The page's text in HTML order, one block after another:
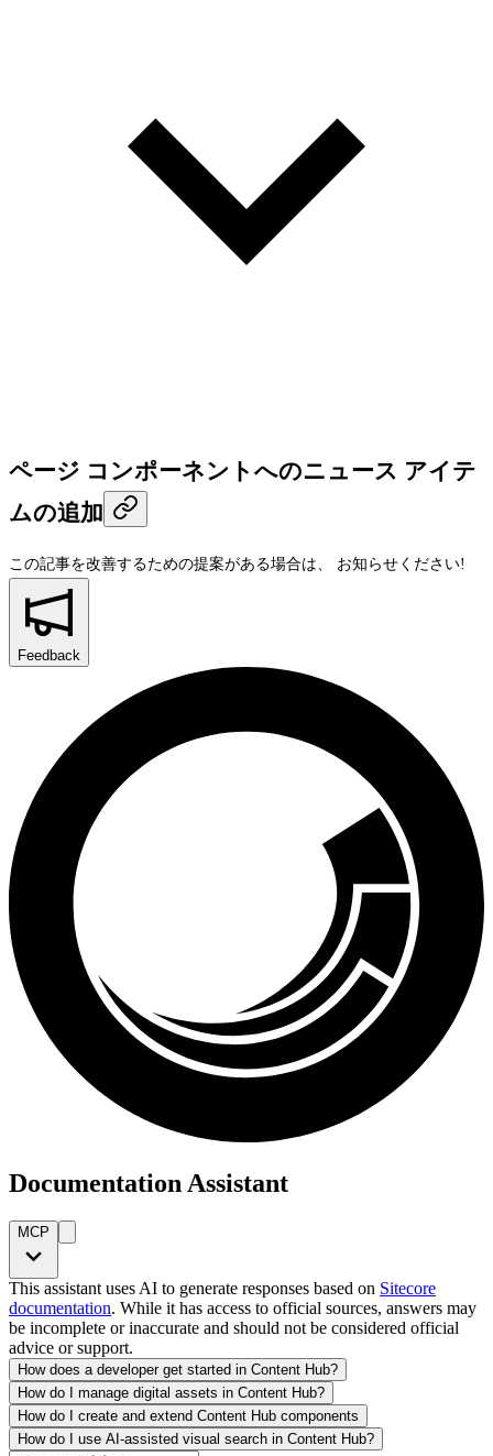
ページ コンポーネントへのニュース アイテ
ムの追加
この記事を改善するための提案がある場合は、 お知らせください!
Feedback
Documentation Assistant
MCP
This assistant uses AI to generate responses based on Sitecore
documentation. While it has access to official sources, answers may
be incomplete or inaccurate and should not be considered official
advice or support.
How does a developer get started in Content Hub?
How do I manage digital assets in Content Hub?
How do I create and extend Content Hub components
How do I use AI-assisted visual search in Content Hub?